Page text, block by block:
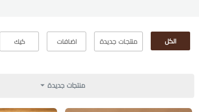
الكل منتجات جديدة اضافات كيك
منتجات جديدة